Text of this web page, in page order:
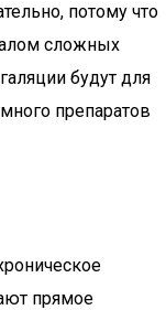
потому что
сложных
будут для
препаратов
прямое